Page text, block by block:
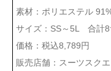
素材：ポリエステル
サイズ：SS～5L 合計8
価格：税込8,789円
販売店舗：スーツスク